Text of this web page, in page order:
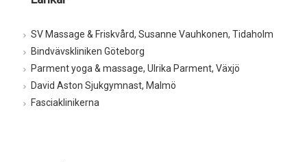
SV Massage & Friskvård, Susanne Vauhkonen, Tidaholm
Bindvävskliniken Göteborg
Parment yoga & massage, Ulrika Parment, Växjö
David Aston Sjukgymnast, Malmö
Fasciaklinikerna